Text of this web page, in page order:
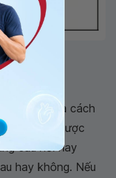
kinh qua cách
giao tiếp được
câu hỏi hay
hay không. Nếu